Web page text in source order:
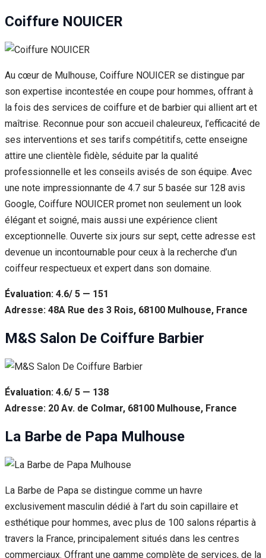
Coiffure NOUICER
Au cœur de Mulhouse, Coiffure NOUICER se distingue par
son expertise incontestée en coupe pour hommes, offrant à
la fois des services de coiffure et de barbier qui allient art et
maîtrise. Reconnue pour son accueil chaleureux, l’efficacité de
ses interventions et ses tarifs compétitifs, cette enseigne
attire une clientèle fidèle, séduite par la qualité
professionnelle et les conseils avisés de son équipe. Avec
une note impressionnante de 4.7 sur 5 basée sur 128 avis
Google, Coiffure NOUICER promet non seulement un look
élégant et soigné, mais aussi une expérience client
exceptionnelle. Ouverte six jours sur sept, cette adresse est
devenue un incontournable pour ceux à la recherche d’un
coiffeur respectueux et expert dans son domaine.
Évaluation: 4.6/ 5 — 151
Adresse: 48A Rue des 3 Rois, 68100 Mulhouse, France
M&S Salon De Coiffure Barbier
Évaluation: 4.6/ 5 — 138
Adresse: 20 Av. de Colmar, 68100 Mulhouse, France
La Barbe de Papa Mulhouse
La Barbe de Papa se distingue comme un havre
exclusivement masculin dédié à l’art du soin capillaire et
esthétique pour hommes, avec plus de 100 salons répartis à
travers la France, principalement situés dans les centres
commerciaux. Offrant une gamme complète de services, de la